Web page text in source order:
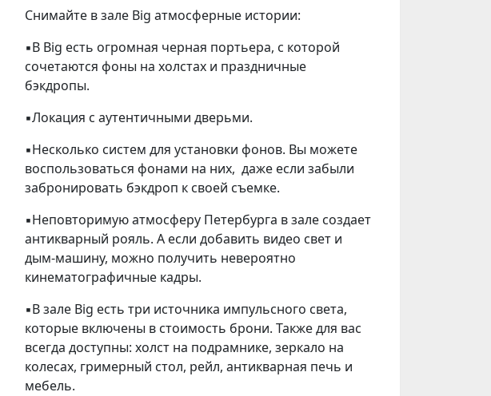
Снимайте в зале Big атмосферные истории:
▪️В Big есть огромная черная портьера, с которой
сочетаются фоны на холстах и праздничные
бэкдропы.
▪️Локация с аутентичными дверьми.
▪️Несколько систем для установки фонов. Вы можете
воспользоваться фонами на них, даже если забыли
забронировать бэкдроп к своей съемке.
▪️Неповторимую атмосферу Петербурга в зале создает
антикварный рояль. А если добавить видео свет и
дым-машину, можно получить невероятно
кинематографичные кадры.
▪️В зале Big есть три источника импульсного света,
которые включены в стоимость брони. Также для вас
всегда доступны: холст на подрамнике, зеркало на
колесах, гримерный стол, рейл, антикварная печь и
мебель.